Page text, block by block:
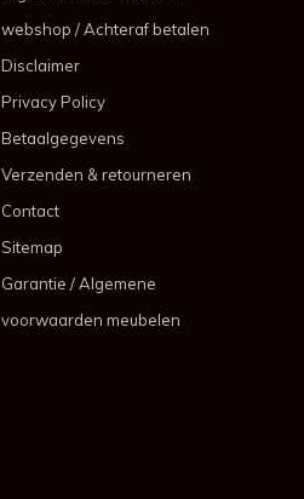
webshop / Achteraf betalen
Disclaimer
Privacy Policy
Betaalgegevens
Verzenden & retourneren
Contact
Sitemap
Garantie / Algemene
voorwaarden meubelen